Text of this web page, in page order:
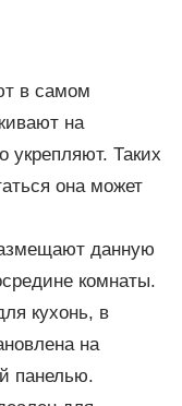
в самом
на
укрепляют. Таких
она может
данную
комнаты.
кухонь, в
на
панелью.